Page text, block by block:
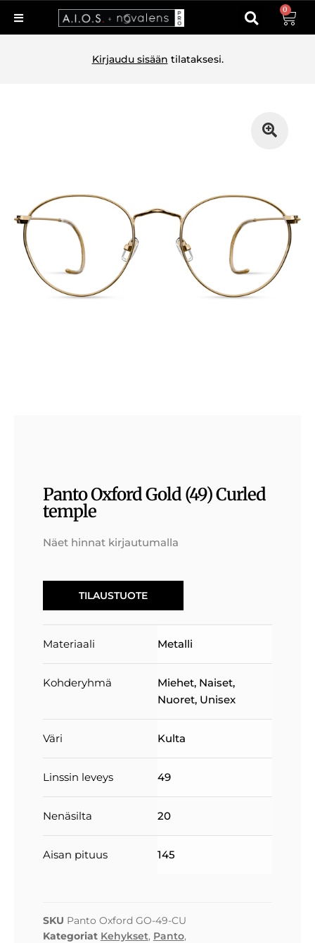
0
Kirjaudu sisään tilataksesi.
Panto Oxford Gold (49) Curled
temple
Näet hinnat kirjautumalla
TILAUSTUOTE
Materiaali Metalli
Kohderyhmä Miehet, Naiset,
Nuoret, Unisex
Väri Kulta
Linssin leveys 49
Nenäsilta 20
Aisan pituus 145
SKU Panto Oxford GO-49-CU
Kategoriat Kehykset, Panto,